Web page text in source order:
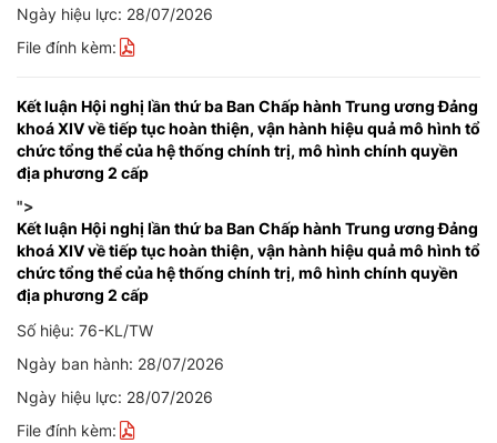
Ngày hiệu lực: 28/07/2026
File đính kèm:
Kết luận Hội nghị lần thứ ba Ban Chấp hành Trung ương Đảng
khoá XIV về tiếp tục hoàn thiện, vận hành hiệu quả mô hình tổ
chức tổng thể của hệ thống chính trị, mô hình chính quyền
địa phương 2 cấp
">
Kết luận Hội nghị lần thứ ba Ban Chấp hành Trung ương Đảng
khoá XIV về tiếp tục hoàn thiện, vận hành hiệu quả mô hình tổ
chức tổng thể của hệ thống chính trị, mô hình chính quyền
địa phương 2 cấp
Số hiệu: 76-KL/TW
Ngày ban hành: 28/07/2026
Ngày hiệu lực: 28/07/2026
File đính kèm: